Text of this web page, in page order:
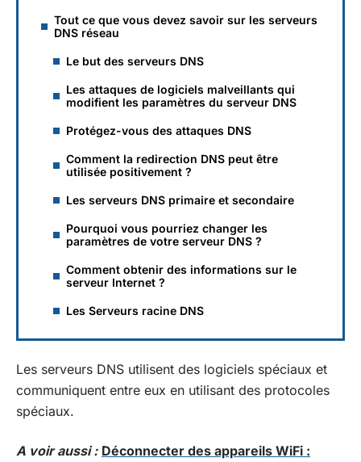
Tout ce que vous devez savoir sur les serveurs
DNS réseau
Le but des serveurs DNS
Les attaques de logiciels malveillants qui
modifient les paramètres du serveur DNS
Protégez-vous des attaques DNS
Comment la redirection DNS peut être
utilisée positivement ?
Les serveurs DNS primaire et secondaire
Pourquoi vous pourriez changer les
paramètres de votre serveur DNS ?
Comment obtenir des informations sur le
serveur Internet ?
Les Serveurs racine DNS
Les serveurs DNS utilisent des logiciels spéciaux et
communiquent entre eux en utilisant des protocoles
spéciaux.
A voir aussi : Déconnecter des appareils WiFi :